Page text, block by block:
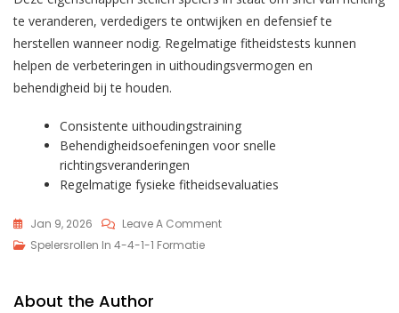
te veranderen, verdedigers te ontwijken en defensief te
herstellen wanneer nodig. Regelmatige fitheidstests kunnen
helpen de verbeteringen in uithoudingsvermogen en
behendigheid bij te houden.
Consistente uithoudingstraining
Behendigheidsoefeningen voor snelle
richtingsveranderingen
Regelmatige fysieke fitheidsevaluaties
Jan 9, 2026 Leave A CommentOn
Spelersrollen In 4-4-1-1 Formatie
About the Author